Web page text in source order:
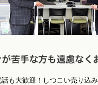
も大歓迎！しつこい売り込